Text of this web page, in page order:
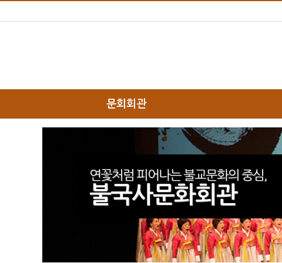
문회회관
하위분류 하위분류
연꽃처럼 피어나는 불교문화의 중심,
불국사문화회관